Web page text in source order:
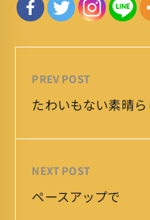
PREV POST
たわいもない素晴ら
NEXT POST
ペースアップで